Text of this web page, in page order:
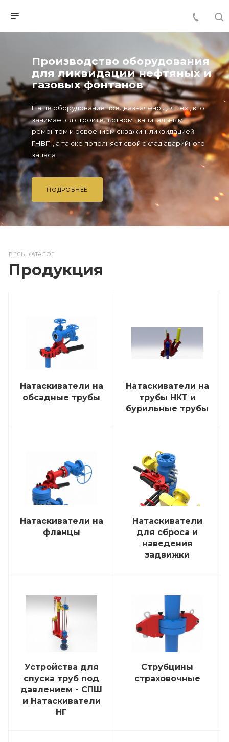
Производство оборудования
для ликвидации нефтяных и
газовых фонтанов
Наше оборудование предназначено для тех , кто
занимается строительством , капитальным
ремонтом и освоением скважин, ликвидацией
ГНВП , а также пополняет свой склад аварийного
запаса.
ПОДРОБНЕЕ
ВЕСЬ КАТАЛОГ
Продукция
Натаскиватели на
обсадные трубы
Натаскиватели на
трубы НКТ и
бурильные трубы
Натаскиватели на
фланцы
Натаскиватели
для сброса и
наведения
задвижки
Устройства для
спуска труб под
давлением - СПШ
и Натаскиватели
НГ
Струбцины
страховочные